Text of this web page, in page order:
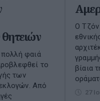
πολλή φαιά
το
των
Από
Ο
βίαια
27